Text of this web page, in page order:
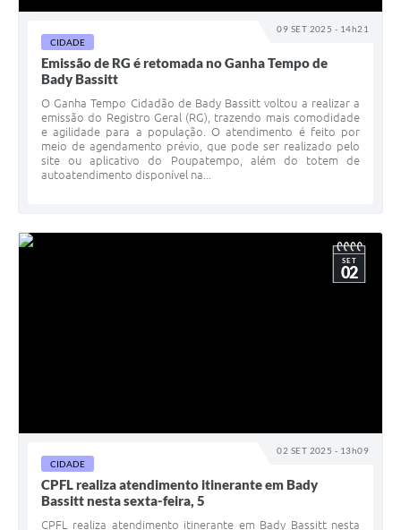
09 SET 2025 - 14h21
CIDADE
Emissão de RG é retomada no Ganha Tempo de
Bady Bassitt
O Ganha Tempo Cidadão de Bady Bassitt voltou a realizar a
emissão do Registro Geral (RG), trazendo mais comodidade
e agilidade para a população. O atendimento é feito por
meio de agendamento prévio, que pode ser realizado pelo
site ou aplicativo do Poupatempo, além do totem de
autoatendimento disponível na...
02 SET 2025 - 13h09
SET
02
CIDADE
CPFL realiza atendimento itinerante em Bady
Bassitt nesta sexta-feira, 5
CPFL realiza atendimento itinerante em Bady Bassitt nesta